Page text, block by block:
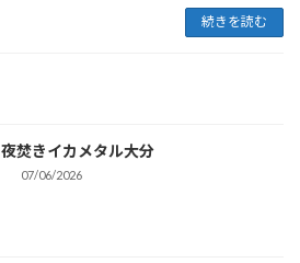
続きを読む
夜焚きイカメタル大分
07/06/2026